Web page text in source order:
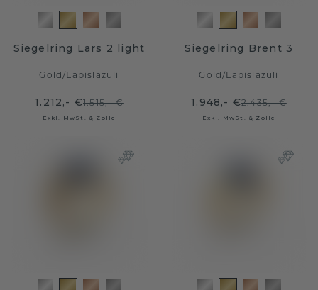
Siegelring Lars 2 light
Gold/Lapislazuli
1.212,- €1.515,- €
Exkl. MwSt. & Zölle
Siegelring Brent 3
Gold/Lapislazuli
1.948,- €2.435,- €
Exkl. MwSt. & Zölle